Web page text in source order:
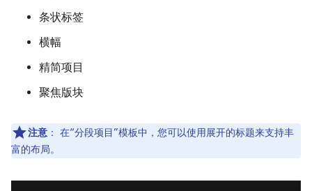
条状标签
横幅
精简项目
聚焦版块
注意 ： 在“分段项目”模板中，您可以使用展开的标题来支持丰
富的布局。